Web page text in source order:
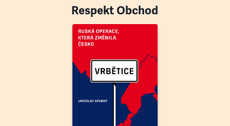
Respekt Obchod